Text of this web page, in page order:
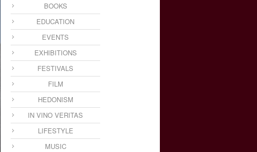
BOOKS
EDUCATION
EVENTS
EXHIBITIONS
FESTIVALS
FILM
HEDONISM
IN VINO VERITAS
LIFESTYLE
MUSIC